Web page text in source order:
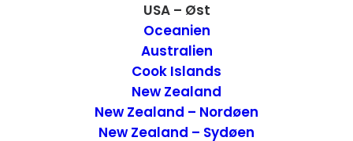
USA – Øst
Oceanien
Australien
Cook Islands
New Zealand
New Zealand – Nordøen
New Zealand – Sydøen
Oplevelserne står i kø